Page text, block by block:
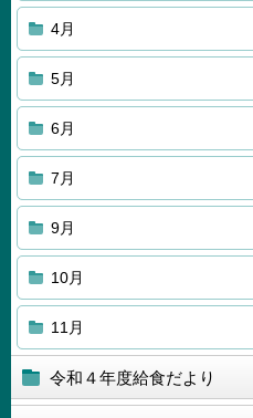
4月
5月
6月
7月
9月
10月
11月
令和４年度給食だより